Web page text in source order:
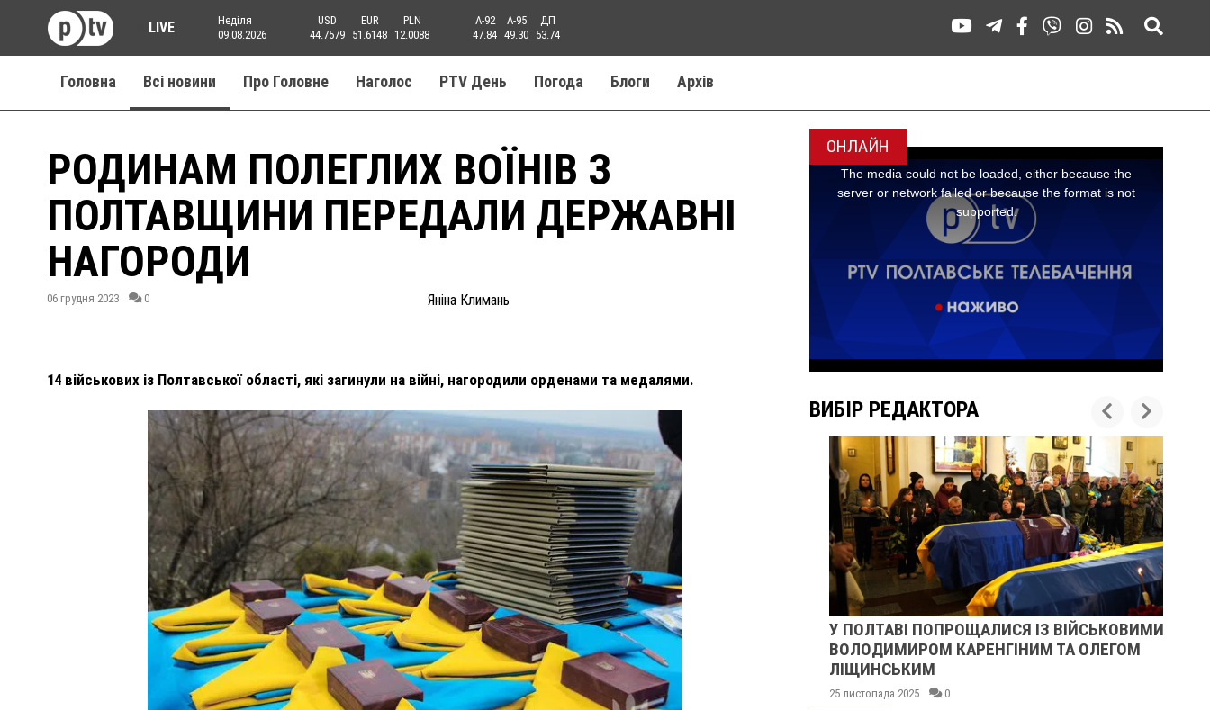
LIVE
Неділя
09.08.2026
USD
44.7579
EUR
51.6148
PLN
12.0088
A-92
47.84
A-95
49.30
ДП
53.74
Головна Всі новини Про Головне Наголос PTV День Погода Блоги Aрхів
РОДИНАМ ПОЛЕГЛИХ ВОЇНІВ З
ПОЛТАВЩИНИ ПЕРЕДАЛИ ДЕРЖАВНІ
НАГОРОДИ
06 грудня 2023 0 Яніна Климань
14 військових із Полтавської області, які загинули на війні, нагородили орденами та медалями.
ОНЛАЙН
ВИБІР РЕДАКТОРА
ПОЛІЦІЯ ПОЛТАВЩИНИ РОЗШУКУЄ 62-РІЧНУ
ЛЮДМИЛУ ТИМЧЕНКО
ВНАСЛІДОК ПОРАНЕНЬ, ОТРИМАНИХ НА ВІЙНІ,
ПОМЕР ВОЇН ЮРІЙ ВОЙТИК
25 листопада 2025
У ПОЛТАВІ ПОПРОЩАЛИСЯ ІЗ ВІЙСЬКОВИМИ
ВОЛОДИМИРОМ КАРЕНГІНИМ ТА ОЛЕГОМ
ЛІЩИНСЬКИМ
25 листопада 2025 0